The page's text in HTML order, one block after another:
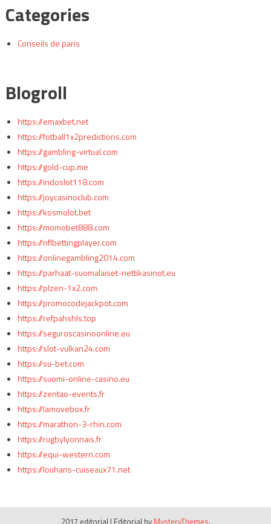
Categories
Conseils de paris
Blogroll
https://emaxbet.net
https://fotball1x2predictions.com
https://gambling-virtual.com
https://gold-cup.me
https://indoslot118.com
https://joycasinoclub.com
https://kosmolot.bet
https://momobet888.com
https://nflbettingplayer.com
https://onlinegambling2014.com
https://parhaat-suomalaiset-nettikasinot.eu
https://plzen-1x2.com
https://promocodejackpot.com
https://refpahshls.top
https://seguroscasinoonline.eu
https://slot-vulkan24.com
https://su-bet.com
https://suomi-online-casino.eu
https://zentao-events.fr
https://lamovebox.fr
https://marathon-3-rhin.com
https://rugbylyonnais.fr
https://equi-western.com
https://louhans-cuiseaux71.net